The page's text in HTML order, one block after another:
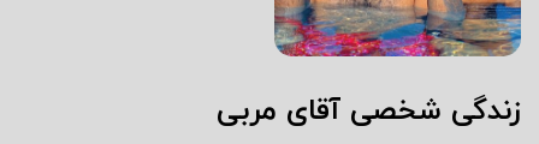
زندگی شخصی آقای مربی